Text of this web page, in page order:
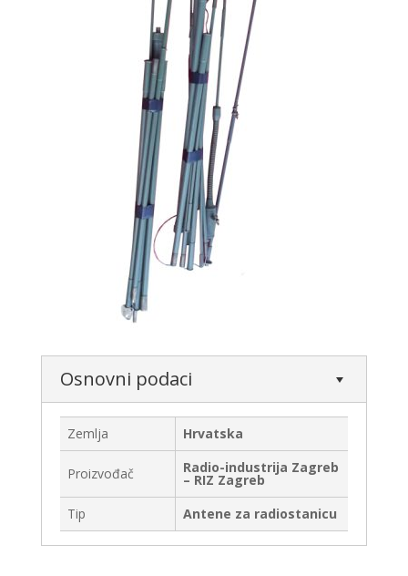
Osnovni podaci
Zemlja Hrvatska
Proizvođač Radio-industrija Zagreb
– RIZ Zagreb
Tip
Antene za radiostanicu